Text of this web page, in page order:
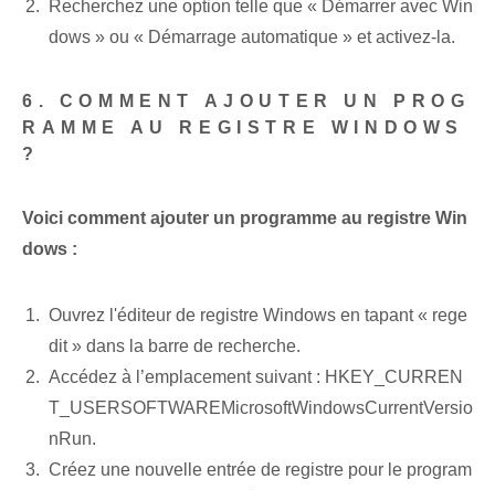
Recherchez une option telle que « Démarrer avec Win
dows » ou « Démarrage automatique » et activez-la.
6. COMMENT AJOUTER UN PROG
RAMME AU REGISTRE WINDOWS
?
Voici comment ajouter un programme au registre Win
dows :
Ouvrez l'éditeur de registre Windows en tapant « rege
dit » dans la barre de recherche.
Accédez à l’emplacement suivant : HKEY_CURREN
T_USERSOFTWAREMicrosoftWindowsCurrentVersio
nRun.
Créez une nouvelle entrée de registre pour le program